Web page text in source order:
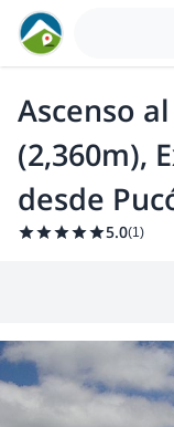
Ascenso
(2,360m),
desde
5.0(1)